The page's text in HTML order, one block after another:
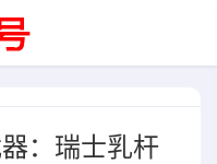
：瑞士乳杆